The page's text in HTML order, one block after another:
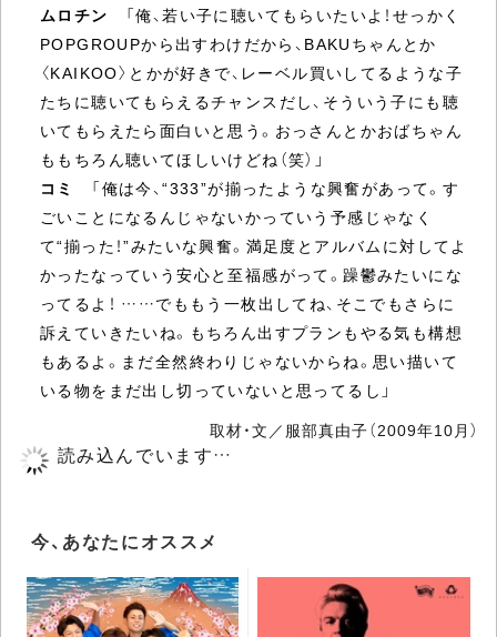
ムロチン 「俺、若い子に聴いてもらいたいよ！せっかく
POPGROUPから出すわけだから、BAKUちゃんとか
〈KAIKOO〉とかが好きで、レーベル買いしてるような子
たちに聴いてもらえるチャンスだし、そういう子にも聴
いてもらえたら面白いと思う。おっさんとかおばちゃん
ももちろん聴いてほしいけどね（笑）」
コミ
「俺は今、“333”が揃ったような興奮があって。す
ごいことになるんじゃないかっていう予感じゃなく
て“揃った！”みたいな興奮。満足度とアルバムに対してよ
かったなっていう安心と至福感がって。躁鬱みたいにな
ってるよ！ ……でももう一枚出してね、そこでもさらに
訴えていきたいね。もちろん出すプランもやる気も構想
もあるよ。まだ全然終わりじゃないからね。思い描いて
いる物をまだ出し切っていないと思ってるし」
取材・文／服部真由子（2009年10月）
ABNORMALS/イニシエバイオレント [CD]
POP-121 2,409円（税込）
発売日：2009/11/11